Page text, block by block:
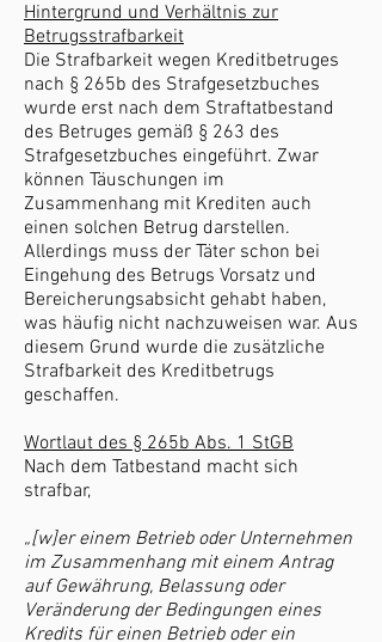
Hintergrund und Verhältnis zur
Betrugsstrafbarkeit
Die Strafbarkeit wegen Kreditbetruges
nach § 265b des Strafgesetzbuches
wurde erst nach dem Straftatbestand
des Betruges gemäß § 263 des
Strafgesetzbuches eingeführt. Zwar
können Täuschungen im
Zusammenhang mit Krediten auch
einen solchen Betrug darstellen.
Allerdings muss der Täter schon bei
Eingehung des Betrugs Vorsatz und
Bereicherungsabsicht gehabt haben,
was häufig nicht nachzuweisen war. Aus
diesem Grund wurde die zusätzliche
Strafbarkeit des Kreditbetrugs
geschaffen.
Wortlaut des § 265b Abs. 1 StGB
Nach dem Tatbestand macht sich
strafbar,
„[w]er einem Betrieb oder Unternehmen
im Zusammenhang mit einem Antrag
auf Gewährung, Belassung oder
Veränderung der Bedingungen eines
Kredits für einen Betrieb oder ein